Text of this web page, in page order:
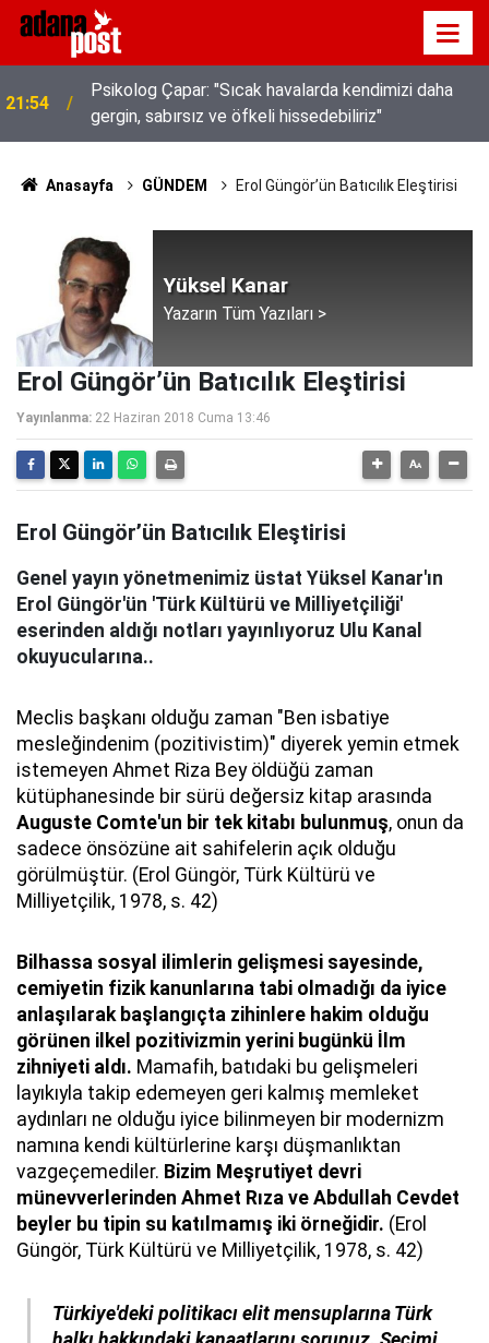
21:49
Kavurucu sıcakta hem kanalda yüzdüler hem karpuz
yediler
Anasayfa GÜNDEM Erol Güngör’ün Batıcılık Eleştirisi
Yüksel Kanar
Yazarın Tüm Yazıları >
Erol Güngör’ün Batıcılık Eleştirisi
Yayınlanma: 22 Haziran 2018 Cuma 13:46
Erol Güngör’ün Batıcılık Eleştirisi
Genel yayın yönetmenimiz üstat Yüksel Kanar'ın
Erol Güngör'ün 'Türk Kültürü ve Milliyetçiliği'
eserinden aldığı notları yayınlıyoruz Ulu Kanal
okuyucularına..
Meclis başkanı olduğu zaman "Ben isbatiye
mesleğindenim (pozitivistim)" diyerek yemin etmek
istemeyen Ahmet Riza Bey öldüğü zaman
kütüphanesinde bir sürü değersiz kitap arasında
Auguste Comte'un bir tek kitabı bulunmuş, onun da
sadece önsözüne ait sahifelerin açık olduğu
görülmüştür. (Erol Güngör, Türk Kültürü ve
Milliyetçilik, 1978, s. 42)
Bilhassa sosyal ilimlerin gelişmesi sayesinde,
cemiyetin fizik kanunlarına tabi olmadığı da iyice
anlaşılarak başlangıçta zihinlere hakim olduğu
görünen ilkel pozitivizmin yerini bugünkü İlm
zihniyeti aldı. Mamafih, batıdaki bu gelişmeleri
layıkıyla takip edemeyen geri kalmış memleket
aydınları ne olduğu iyice bilinmeyen bir modernizm
namına kendi kültürlerine karşı düşmanlıktan
vazgeçemediler. Bizim Meşrutiyet devri
münevverlerinden Ahmet Rıza ve Abdullah Cevdet
beyler bu tipin su katılmamış iki örneğidir. (Erol
Güngör, Türk Kültürü ve Milliyetçilik, 1978, s. 42)
Türkiye'deki politikacı elit mensuplarına Türk